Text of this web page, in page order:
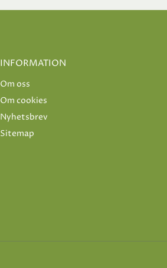
INFORMATION
Om oss
Om cookies
Nyhetsbrev
Sitemap